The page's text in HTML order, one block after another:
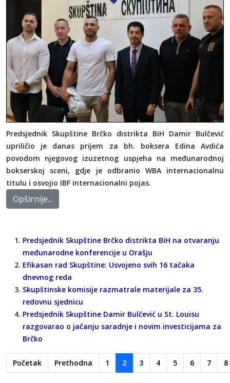
Predsjednik Skupštine Brčko distrikta BiH Damir Bulčević
upriličio je danas prijem za bh. boksera Edina Avdića
povodom njegovog izuzetnog uspjeha na međunarodnoj
bokserskoj sceni, gdje je odbranio WBA internacionalnu
titulu i osvojio IBF internacionalni pojas.
Opširnije...
Predsjednik Skupštine Brčko distrikta BiH na otvaranju
međunarodne konferencije u Orašju
Efikasan rad Skupštine: Usvojeno svih 16 tačaka
dnevnog reda
Skupštinske komisije razmatrale materijale za 35.
redovnu sjednicu
Predsjednik Skupštine Damir Bulčević u St. Louisu
razgovarao o jačanju saradnje i novim investicijama za
Brčko
Početak Prethodna 1 2 3 4 5 6 7 8